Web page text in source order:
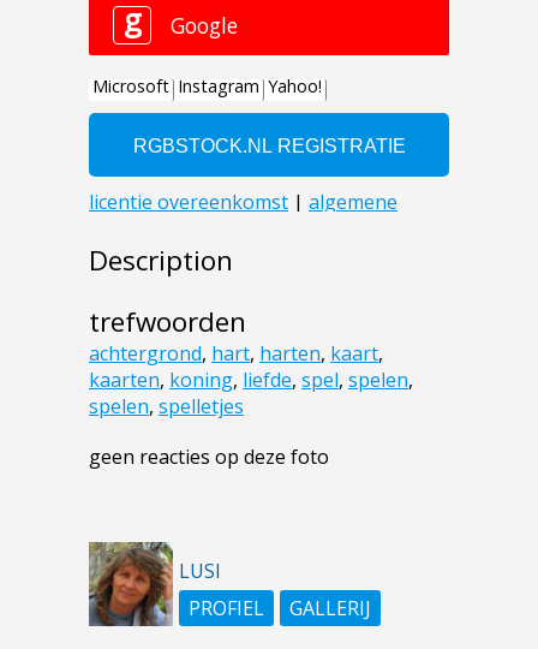
Description
trefwoorden
achtergrond, hart, harten, kaart,
kaarten, koning, liefde, spel, spelen,
spelen, spelletjes
geen reacties op deze foto
LUSI
PROFIEL
GALLERIJ